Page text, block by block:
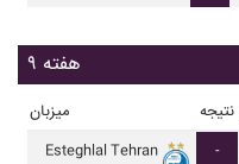
هفته ۹
میزبان نتیجه
Esteghlal Tehran -